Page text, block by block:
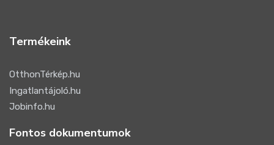
Termékeink
OtthonTérkép.hu
Ingatlantájoló.hu
Jobinfo.hu
Fontos dokumentumok